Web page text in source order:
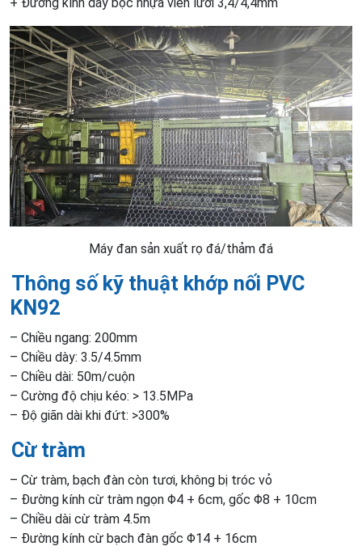
Máy đan sản xuất rọ đá/thảm đá
Thông số kỹ thuật khớp nối PVC
KN92
– Chiều ngang: 200mm
– Chiều dày: 3.5/4.5mm
– Chiều dài: 50m/cuộn
– Cường độ chịu kéo: > 13.5MPa
– Độ giãn dài khi đứt: >300%
Cừ tràm
– Cừ tràm, bạch đàn còn tươi, không bị tróc vỏ
– Đường kính cừ tràm ngọn Φ4 + 6cm, gốc Φ8 + 10cm
– Chiều dài cừ tràm 4.5m
– Đường kính cừ bạch đàn gốc Φ14 + 16cm